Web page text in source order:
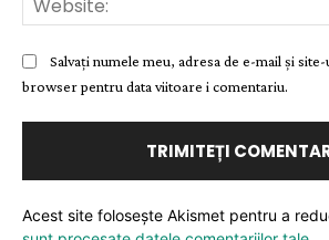
Salvați numele meu, adresa de e-mail și
browser pentru data viitoare i comentariu.
Acest site folosește Akismet pentru a